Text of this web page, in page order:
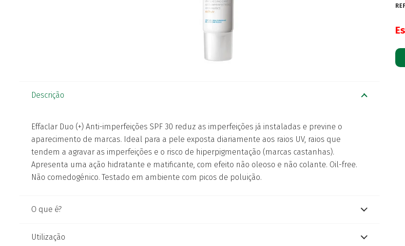
Descrição
Effaclar Duo (+) Anti-imperfeições SPF 30 reduz as imperfeições já instaladas e previne o
aparecimento de marcas. Ideal para a pele exposta diariamente aos raios UV, raios que
tendem a agravar as imperfeições e o risco de hiperpigmentação (marcas castanhas).
Apresenta uma ação hidratante e matificante, com efeito não oleoso e não colante. Oil-free.
Não comedogénico. Testado em ambiente com picos de poluição.
O que é?
Utilização